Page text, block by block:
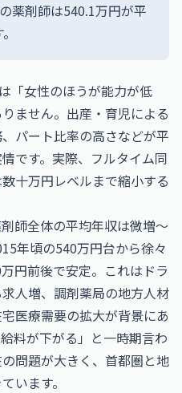
薬剤師は540.1万円が平
「女性のほうが能力が低
ません。出産・育児による
パート比率の高さなどが平
です。実際、フルタイム同
十万円レベルまで縮小する
師全体の平均年収は微増〜
年頃の540万円台から徐々
円前後で安定。これはドラ
人増、調剤薬局の地方人材
医療需要の拡大が背景にあ
料が下がる」と一時期言わ
問題が大きく、首都圏と地
います。